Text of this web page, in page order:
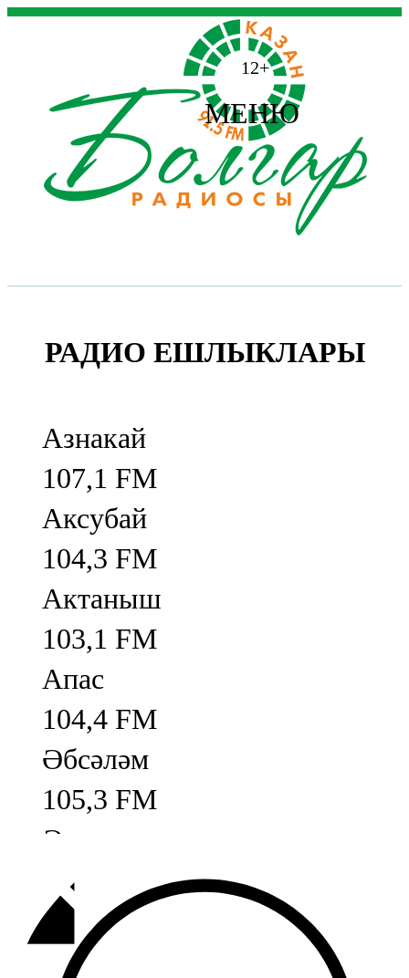
12+
МЕНЮ
РАДИО ЕШЛЫКЛАРЫ
Азнакай
107,1 FM
Аксубай
104,3 FM
Актаныш
103,1 FM
Апас
104,4 FM
Әбсәләм
105,3 FM
Әлмәт
92,9 FM
Базарлы матак
107,1 FM